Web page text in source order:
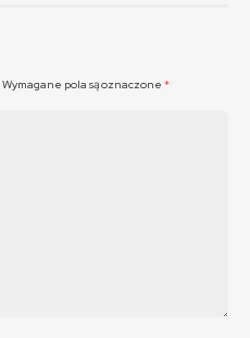
Wymagane pola są oznaczone *